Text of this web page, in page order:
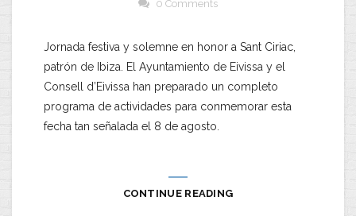
0 Comments
Jornada festiva y solemne en honor a Sant Ciriac,
patrón de Ibiza. El Ayuntamiento de Eivissa y el
Consell d’Eivissa han preparado un completo
programa de actividades para conmemorar esta
fecha tan señalada el 8 de agosto.
CONTINUE READING